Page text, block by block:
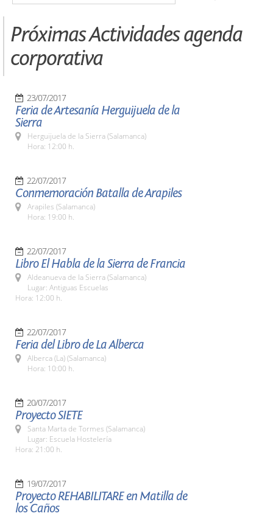
Próximas Actividades agenda
corporativa
23/07/2017
Feria de Artesanía Herguijuela de la
Sierra
Herguijuela de la Sierra (Salamanca)
Hora: 12:00 h.
22/07/2017
Conmemoración Batalla de Arapiles
Arapiles (Salamanca)
Hora: 19:00 h.
22/07/2017
Libro El Habla de la Sierra de Francia
Aldeanueva de la Sierra (Salamanca)
Lugar: Antiguas Escuelas
Hora: 12:00 h.
22/07/2017
Feria del Libro de La Alberca
Alberca (La) (Salamanca)
Hora: 10:00 h.
20/07/2017
Proyecto SIETE
Santa Marta de Tormes (Salamanca)
Lugar: Escuela Hostelería
Hora: 21:00 h.
19/07/2017
Proyecto REHABILITARE en Matilla de
los Caños